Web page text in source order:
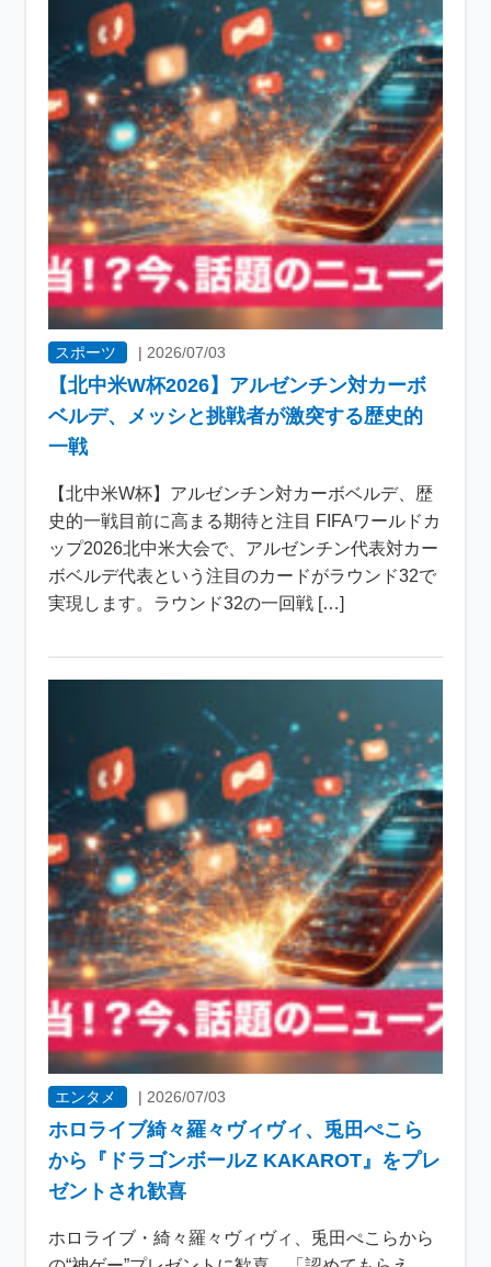
スポーツ | 2026/07/03
【北中米W杯2026】アルゼンチン対カーボ
ベルデ、メッシと挑戦者が激突する歴史的
一戦
【北中米W杯】アルゼンチン対カーボベルデ、歴
史的一戦目前に高まる期待と注目 FIFAワールドカ
ップ2026北中米大会で、アルゼンチン代表対カー
ボベルデ代表という注目のカードがラウンド32で
実現します。ラウンド32の一回戦 […]
エンタメ | 2026/07/03
ホロライブ綺々羅々ヴィヴィ、兎田ぺこら
から『ドラゴンボールZ KAKAROT』をプレ
ゼントされ歓喜
ホロライブ・綺々羅々ヴィヴィ、兎田ぺこらから